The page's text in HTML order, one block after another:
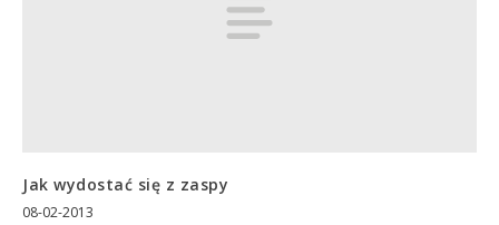
Jak wydostać się z zaspy
08-02-2013